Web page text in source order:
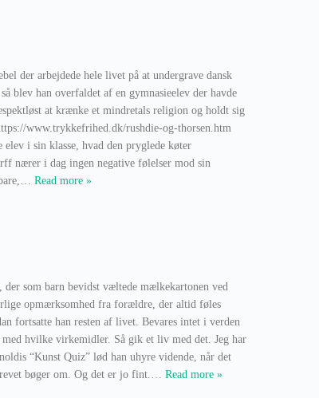
der arbejdede hele livet på at undergrave dansk
blev han overfaldet af en gymnasieelev der havde
at krænke et mindretals religion og holdt sig
www.trykkefrihed.dk/rushdie-og-thorsen.htm
i sin klasse, hvad den pryglede køter
nærer i dag ingen negative følelser mod sin
… Read more »
der som barn bevidst væltede mælkekartonen ved
opmærksomhed fra forældre, der altid føles
fortsatte han resten af livet. Bevares intet i verden
hvilke virkemidler. Så gik et liv med det. Jeg har
“Kunst Quiz” lød han uhyre vidende, når det
bøger om. Og det er jo fint.… Read more »